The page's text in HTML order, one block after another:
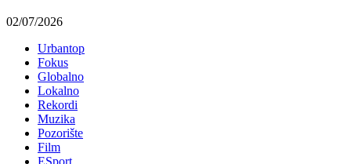
02/07/2026
Urbantop
Fokus
Globalno
Lokalno
Rekordi
Muzika
Pozorište
Film
ESport